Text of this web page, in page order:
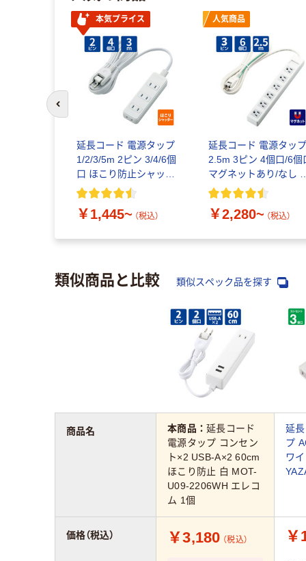
本気プライス
延長コード 電源タップ
1/2/3/5m 2ピン 3/4/6個
口 ほこり防止シャッタ
ー付 T-ST02 白 エレコ
￥1,445~ （税込）
人気商品
延長コード 電源タップ
2.5m 3ピン 4個口/6個
マグネットあり/なし ス
イングプラグ 白 エレコ
￥2,280~ （税込）
前のスライドへ
類似商品と比較 類似スペック品を探す
本商品：延長コード
電源タップ コンセン
ト×2 USB-A×2 60cm
ほこり防止 白 MOT-
U09-2206WH エレコ
ム 1個
延
プ
ワ
￥3,180 （税込） ￥
商品名
価格（税込）